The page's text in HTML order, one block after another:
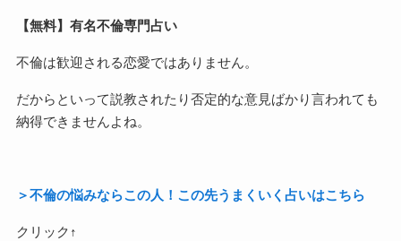
【無料】有名不倫専門占い
不倫は歓迎される恋愛ではありません。
だからといって説教されたり否定的な意見ばかり言われても
納得できませんよね。
＞不倫の悩みならこの人！この先うまくいく占いはこちら
クリック↑